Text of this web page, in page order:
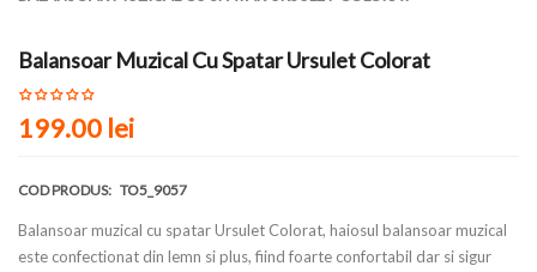
Balansoar Muzical Cu Spatar Ursulet Colorat
199.00 lei
COD PRODUS: TO5_9057
Balansoar muzical cu spatar Ursulet Colorat, haiosul balansoar muzical
este confectionat din lemn si plus, fiind foarte confortabil dar si sigur